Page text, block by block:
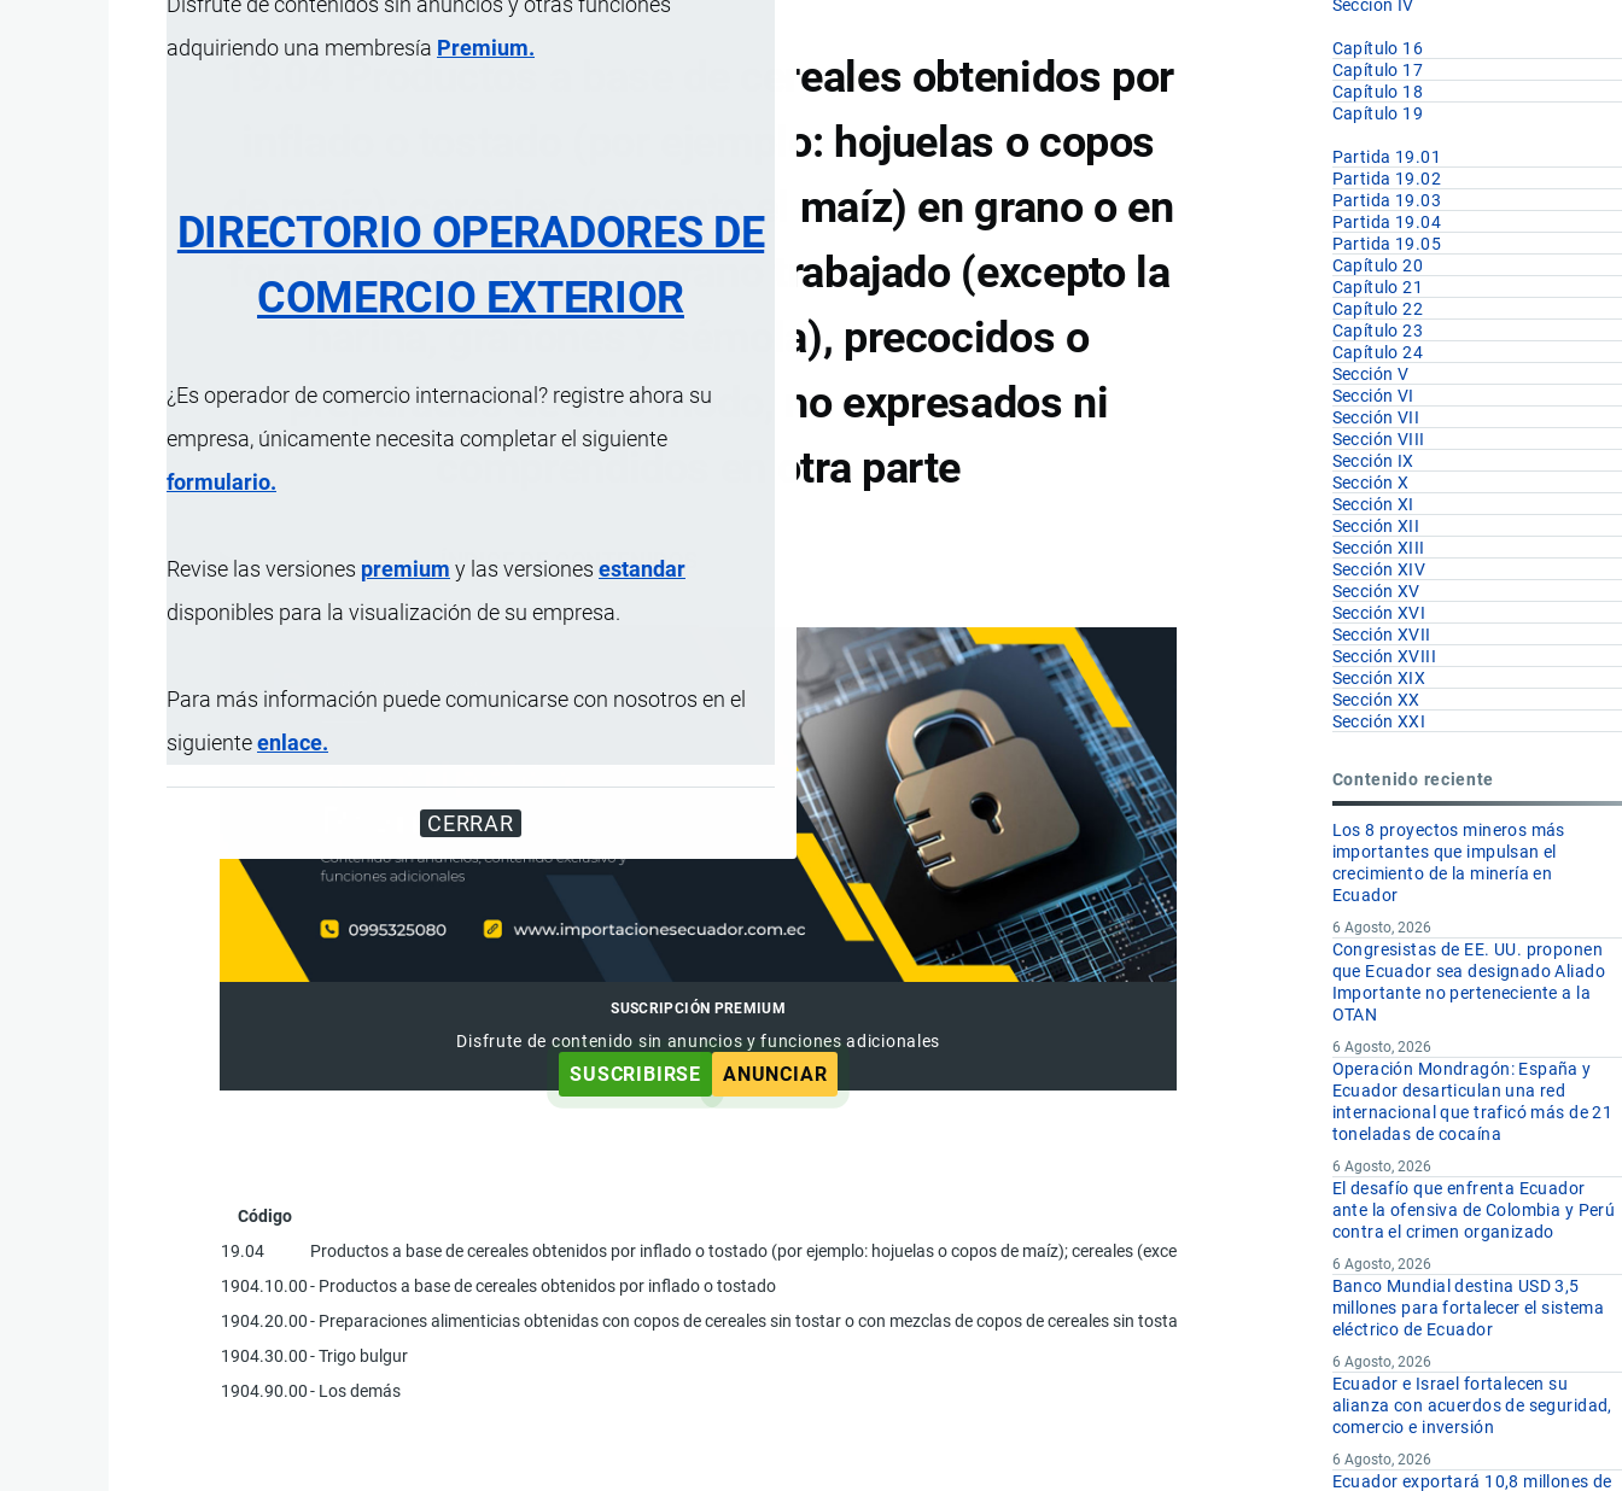
adquiriendo una membresía Premium.
DIRECTORIO OPERADORES DE
COMERCIO EXTERIOR
¿Es operador de comercio internacional? registre ahora su
empresa, únicamente necesita completar el siguiente
formulario.
Revise las versiones premium y las versiones estandar
disponibles para la visualización de su empresa.
Para más información puede comunicarse con nosotros en el
siguienteenlace.
CERRAR
19.04 Productos a base de cereales obtenidos por
inflado o tostado (por ejemplo: hojuelas o copos
de maíz); cereales (excepto el maíz) en grano o en
forma de copos u otro grano trabajado (excepto la
harina, grañones y sémola), precocidos o
preparados de otro modo, no expresados ni
comprendidos en otra parte
ÍNDICE DE CONTENIDOS
SUSCRIPCIÓN PREMIUM
Disfrute de contenido sin anuncios y funciones adicionales
SUSCRIBIRSE ANUNCIAR
Código
Designación de la Mercancía
19.04
Productos a base de cereales obtenidos por inflado o tostado (por ejemplo: hojuelas o copos de maíz); cereales (excepto el maíz) en grano o en forma de copos u otro grano
1904.10.00- Productos a base de cereales obtenidos por inflado o tostado
1904.20.00- Preparaciones alimenticias obtenidas con copos de cereales sin tostar o con mezclas de copos de cereales sin tostar y copos de cereales tostados o cereales inflados
1904.30.00- Trigo bulgur
1904.90.00- Los demás
Sección IV
Capítulo 16
Capítulo 17
Capítulo 18
Capítulo 19
Partida 19.01
Partida 19.02
Partida 19.03
Partida 19.04
Partida 19.05
Capítulo 20
Capítulo 21
Capítulo 22
Capítulo 23
Capítulo 24
Sección V
Sección VI
Sección VII
Sección VIII
Sección IX
Sección X
Sección XI
Sección XII
Sección XIII
Sección XIV
Sección XV
Sección XVI
Sección XVII
Sección XVIII
Sección XIX
Sección XX
Sección XXI
Contenido reciente
Los 8 proyectos mineros más
importantes que impulsan el
crecimiento de la minería en
Ecuador
6 Agosto, 2026
Congresistas de EE. UU. proponen
que Ecuador sea designado Aliado
Importante no perteneciente a la
OTAN
6 Agosto, 2026
Operación Mondragón: España y
Ecuador desarticulan una red
internacional que traficó más de 21
toneladas de cocaína
6 Agosto, 2026
El desafío que enfrenta Ecuador
ante la ofensiva de Colombia y Perú
contra el crimen organizado
6 Agosto, 2026
Banco Mundial destina USD 3,5
millones para fortalecer el sistema
eléctrico de Ecuador
6 Agosto, 2026
Ecuador e Israel fortalecen su
alianza con acuerdos de seguridad,
comercio e inversión
6 Agosto, 2026
Ecuador exportará 10,8 millones de